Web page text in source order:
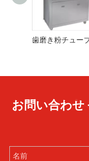
お問い合わせ